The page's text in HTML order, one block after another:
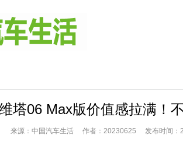
塔06 Max版价值感拉满！
来源：中国汽车生活 作者：20230625 发布时间：